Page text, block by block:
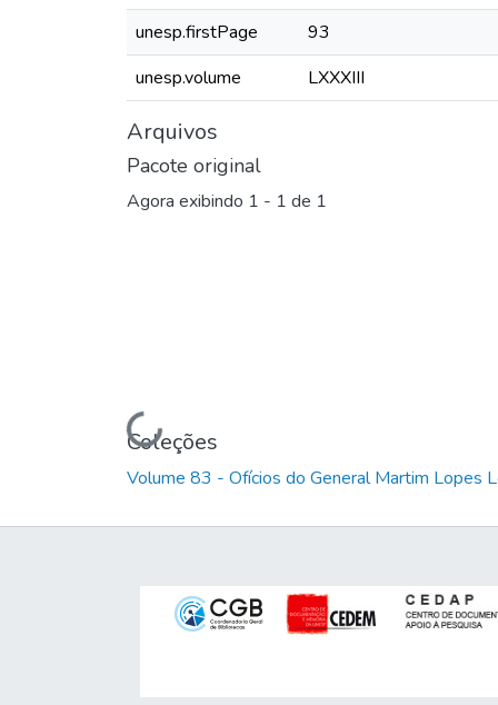
unesp.firstPage
93
unesp.volume
LXXXIII
Arquivos
Pacote original
Agora exibindo 1 - 1 de 1
Carregando...
Coleções
Volume 83 - Ofícios do General Martim Lopes